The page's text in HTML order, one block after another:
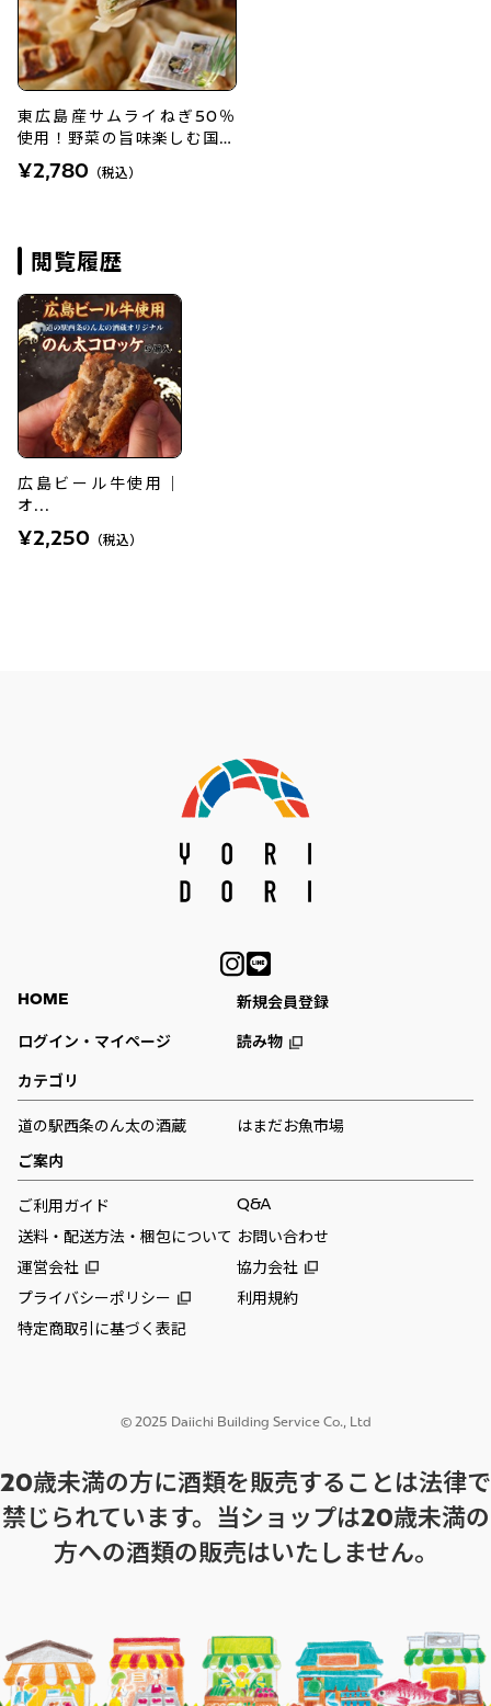
東広島産サムライねぎ50％
使用！野菜の旨味楽しむ国産
ねぎ餃子
¥2,780 （税込）
閲覧履歴
広島ビール牛使用｜
オ...
¥2,250 （税込）
HOME 新規会員登録
ログイン・マイページ 読み物
カテゴリ
道の駅西条のん太の酒蔵 はまだお魚市場
ご案内
ご利用ガイド
Q&A
送料・配送方法・梱包について お問い合わせ
運営会社
協力会社
プライバシーポリシー
利用規約
特定商取引に基づく表記
© 2025 Daiichi Building Service Co., Ltd
20歳未満の方に酒類を販売することは法律で
禁じられています。当ショップは20歳未満の
方への酒類の販売はいたしません。